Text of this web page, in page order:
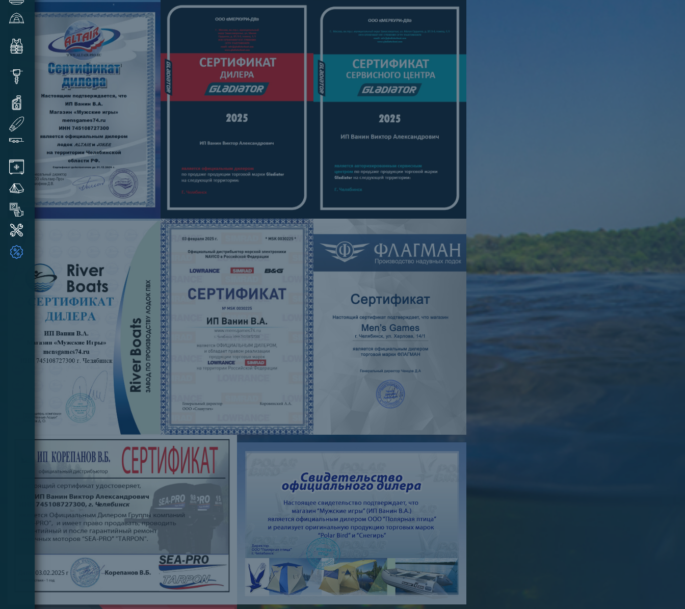
Зимние палатки и аксессуары
Комплектующие и аксессуары
для лодок
Шуруповерты, видеокамеры,
шнеки и прочее
Масла и смазки для техники
SUP доски надувные
Прицепы лодочные
Автохолодильники
Летние палатки
Товары бывшие в употреблении